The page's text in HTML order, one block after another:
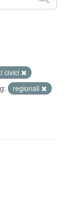
civici
regionali